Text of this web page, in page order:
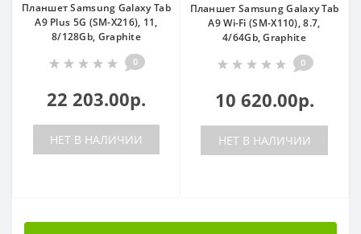
Планшет Samsung Galaxy Tab
A9 Plus 5G (SM-X216), 11,
8/128Gb, Graphite
0
22 203.00р.
НЕТ В НАЛИЧИИ
Планшет Samsung Galaxy Tab
A9 Wi-Fi (SM-X110), 8.7,
4/64Gb, Graphite
0
10 620.00р.
НЕТ В НАЛИЧИИ